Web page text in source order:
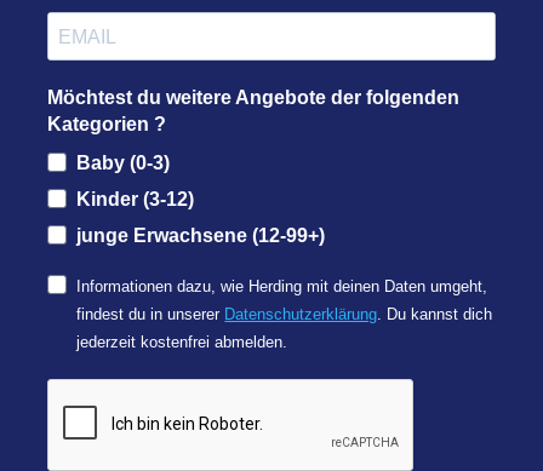
Möchtest du weitere Angebote der folgenden
Kategorien ?
Baby (0-3)
Kinder (3-12)
junge Erwachsene (12-99+)
Informationen dazu, wie Herding mit deinen Daten umgeht,
findest du in unserer Datenschutzerklärung. Du kannst dich
jederzeit kostenfrei abmelden.